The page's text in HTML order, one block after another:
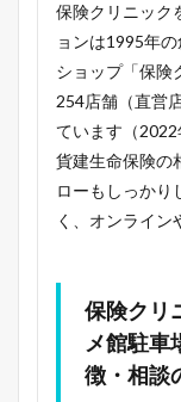
保険クリニック
ョンは1995年
ショップ「保険
254店舗（直営
ています（
貨建生命保険の
ローもしっかり
く、オンライン
保険クリ
メ館駐車
徴・相談